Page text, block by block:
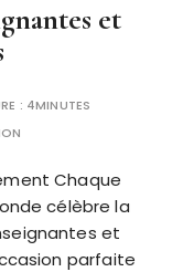
et
: 4MINUTES
Chaque
célèbre la
et
parfaite